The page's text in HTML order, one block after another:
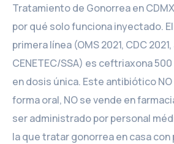
Tratamiento de Gonorrea en
por qué solo funciona inyectado.
primera línea (OMS 2021, CDC
CENETEC/SSA) es ceftriaxona
en dosis única. Este antibiótico
forma oral, NO se vende en
ser administrado por personal
la que tratar gonorrea en casa con